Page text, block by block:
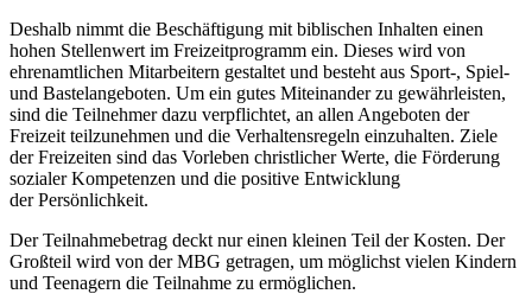
Deshalb nimmt die Beschäftigung mit biblischen Inhalten einen
hohen Stellenwert im Freizeitprogramm ein. Dieses wird von
ehrenamtlichen Mitarbeitern gestaltet und besteht aus Sport-, Spiel-
und Bastelangeboten. Um ein gutes Miteinander zu gewährleisten,
sind die Teilnehmer dazu verpflichtet, an allen Angeboten der
Freizeit teilzunehmen und die Verhaltensregeln einzuhalten. Ziele
der Freizeiten sind das Vorleben christlicher Werte, die Förderung
sozialer Kompetenzen und die positive Entwicklung
der Persönlichkeit.
Der Teilnahmebetrag deckt nur einen kleinen Teil der Kosten. Der
Großteil wird von der MBG getragen, um möglichst vielen Kindern
und Teenagern die Teilnahme zu ermöglichen.